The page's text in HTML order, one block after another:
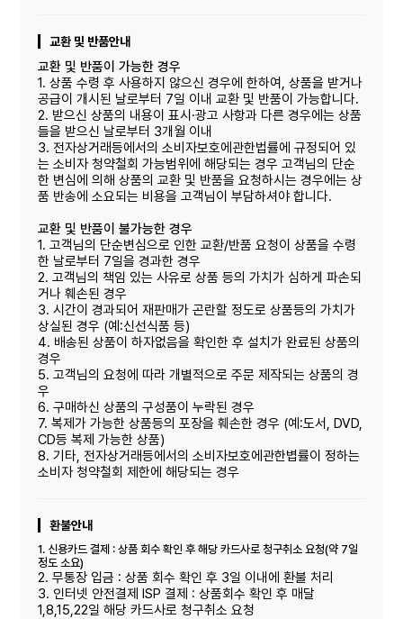
교환 및 반품안내
교환 및 반품이 가능한 경우
1. 상품 수령 후 사용하지 않으신 경우에 한하여, 상품을 받거나
공급이 개시된 날로부터 7일 이내 교환 및 반품이 가능합니다.
2. 받으신 상품의 내용이 표시·광고 사항과 다른 경우에는 상품
들을 받으신 날로부터 3개월 이내
3. 전자상거래등에서의 소비자보호에관한법률에 규정되어 있
는 소비자 청약철회 가능범위에 해당되는 경우 고객님의 단순
한 변심에 의해 상품의 교환 및 반품을 요청하시는 경우에는 상
품 반송에 소요되는 비용을 고객님이 부담하셔야 합니다.
교환 및 반품이 불가능한 경우
1. 고객님의 단순변심으로 인한 교환/반품 요청이 상품을 수령
한 날로부터 7일을 경과한 경우
2. 고객님의 책임 있는 사유로 상품 등의 가치가 심하게 파손되
거나 훼손된 경우
3. 시간이 경과되어 재판매가 곤란할 정도로 상품등의 가치가
상실된 경우 (예:신선식품 등)
4. 배송된 상품이 하자없음을 확인한 후 설치가 완료된 상품의
경우
5. 고객님의 요청에 따라 개별적으로 주문 제작되는 상품의 경
우
6. 구매하신 상품의 구성품이 누락된 경우
7. 복제가 가능한 상품등의 포장을 훼손한 경우 (예:도서, DVD,
CD등 복제 가능한 상품)
8. 기타, 전자상거래등에서의 소비자보호에관한볍률이 정하는
소비자 청약철회 제한에 해당되는 경우
환불안내
1. 신용카드 결제 : 상품 회수 확인 후 해당 카드사로 청구취소 요청(약 7일
정도 소요)
2. 무통장 입금 : 상품 회수 확인 후 3일 이내에 환불 처리
3. 인터넷 안전결제 ISP 결제 : 상품회수 확인 후 매달
1,8,15,22일 해당 카드사로 청구취소 요청